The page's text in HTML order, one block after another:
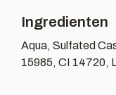
Ingredienten
Aqua, Sulfated
15985, CI 14720,